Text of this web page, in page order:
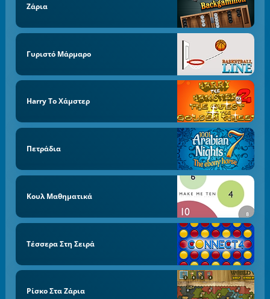
Ζάρια
Γυριστό Μάρμαρο
Harry Το Χάμστερ
Πετράδια
Κουλ Μαθηματικά
Τέσσερα Στη Σειρά
Ρίσκο Στα Ζάρια